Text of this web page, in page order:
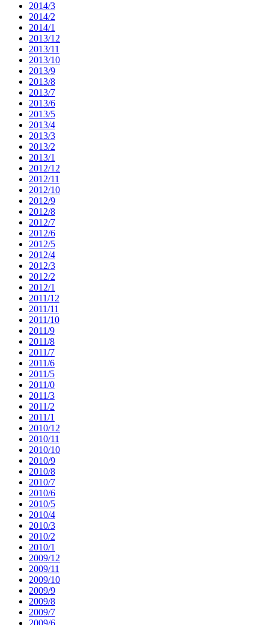
2014/3
2014/2
2014/1
2013/12
2013/11
2013/10
2013/9
2013/8
2013/7
2013/6
2013/5
2013/4
2013/3
2013/2
2013/1
2012/12
2012/11
2012/10
2012/9
2012/8
2012/7
2012/6
2012/5
2012/4
2012/3
2012/2
2012/1
2011/12
2011/11
2011/10
2011/9
2011/8
2011/7
2011/6
2011/5
2011/0
2011/3
2011/2
2011/1
2010/12
2010/11
2010/10
2010/9
2010/8
2010/7
2010/6
2010/5
2010/4
2010/3
2010/2
2010/1
2009/12
2009/11
2009/10
2009/9
2009/8
2009/7
2009/6